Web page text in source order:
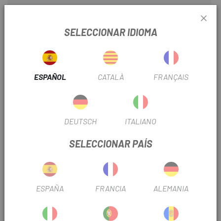
INFORMACIÓN DEL PRODUCTO
DETALLES
- Sujeción del arco por compresión para asegurar un ajuste
- Mayor comodidad
PRODUCTOS SIMILARES
SELECCIONAR IDIOMA
ESPAÑOL CATALÀ FRANÇAIS
DEUTSCH ITALIANO
SELECCIONAR PAÍS
ESPAÑA FRANCIA ALEMANIA